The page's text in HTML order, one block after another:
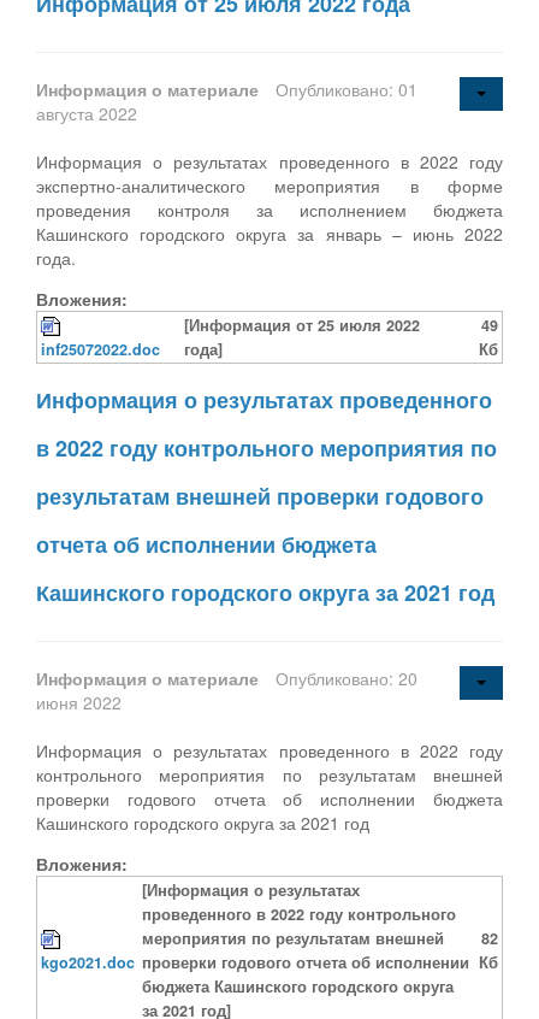
Информация о материале
Опубликовано: 01
августа 2022
Информация о результатах проведенного в 2022 году
экспертно-аналитического мероприятия в форме
проведения контроля за исполнением бюджета
Кашинского городского округа за январь – июнь 2022
года.
Вложения:
inf25072022.doc
[Информация от 25 июля 2022
года]
49
Кб
Информация о результатах проведенного
в 2022 году контрольного мероприятия по
результатам внешней проверки годового
отчета об исполнении бюджета
Кашинского городского округа за 2021 год
Информация о материале
Опубликовано: 20
июня 2022
Информация о результатах проведенного в 2022 году
контрольного мероприятия по результатам внешней
проверки годового отчета об исполнении бюджета
Кашинского городского округа за 2021 год
Вложения:
kgo2021.doc
[Информация о результатах
проведенного в 2022 году контрольного
мероприятия по результатам внешней
проверки годового отчета об исполнении
бюджета Кашинского городского округа
за 2021 год]
82
Кб